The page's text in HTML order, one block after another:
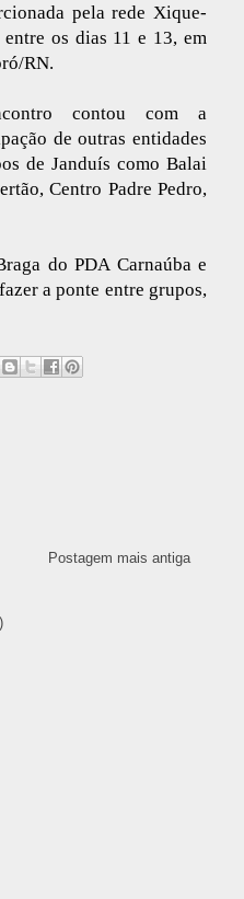
pela rede Xique-
os dias 11 e 13, em
RN.
contou com a
de outras entidades
de Janduís como Balai
Centro Padre Pedro,
do PDA Carnaúba e
a ponte entre grupos,
Postagem mais antiga